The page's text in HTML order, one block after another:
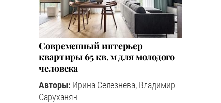
Современный интерьер
квартиры 65 кв. м для молодого
человека
Авторы: Ирина Селезнева, Владимир
Саруханян